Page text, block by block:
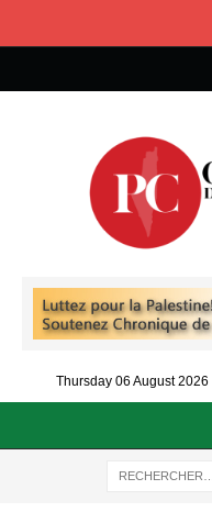
Thursday 06 August 2026